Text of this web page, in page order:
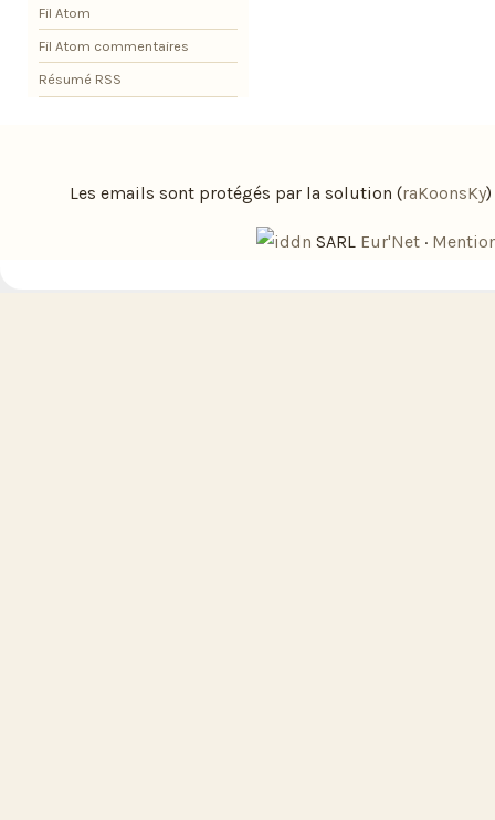
Fil Atom
Fil Atom commentaires
Résumé RSS
Les emails sont protégés par la solution (raKoonsKy)
SARL Eur'Net ·